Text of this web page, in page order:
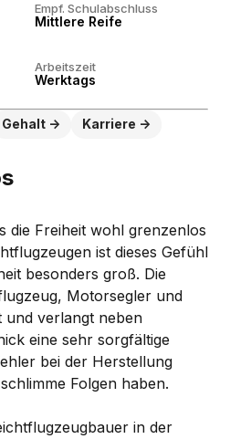
Empf. Schulabschluss
Mittlere Reife
Arbeitszeit
Werktags
Gehalt
Karriere
die Freiheit wohl grenzenlos
ist dieses Gefühl
besonders groß. Die
Motorsegler und
und verlangt neben
eine sehr sorgfältige
bei der Herstellung
Folgen haben.
in der